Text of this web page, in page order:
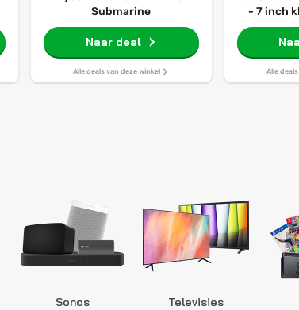
Submarine
Naar deal
Alle deals van deze winkel
- 7 inch
32GB -
Alle
Sonos Televisies